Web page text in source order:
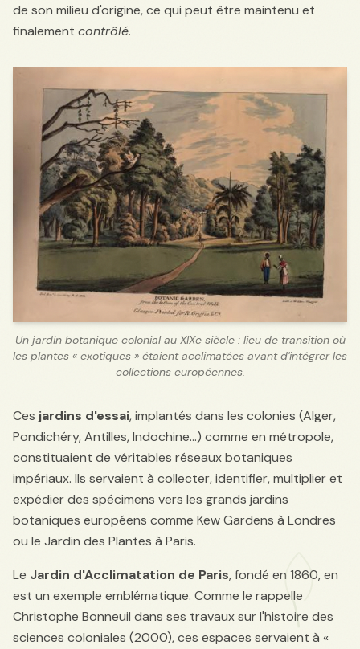
de son milieu d'origine, ce qui peut être maintenu et
finalement contrôlé.
Un jardin botanique colonial au XIXe siècle : lieu de transition où
les plantes « exotiques » étaient acclimatées avant d'intégrer les
collections européennes.
Ces jardins d'essai, implantés dans les colonies (Alger,
Pondichéry, Antilles, Indochine...) comme en métropole,
constituaient de véritables réseaux botaniques
impériaux. Ils servaient à collecter, identifier, multiplier et
expédier des spécimens vers les grands jardins
botaniques européens comme Kew Gardens à Londres
ou le Jardin des Plantes à Paris.
Le Jardin d'Acclimatation de Paris, fondé en 1860, en
est un exemple emblématique. Comme le rappelle
Christophe Bonneuil dans ses travaux sur l'histoire des
sciences coloniales (2000), ces espaces servaient à «